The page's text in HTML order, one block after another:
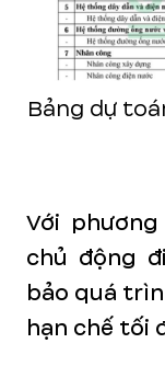
Bảng dự
Với
chủ động
bảo quá
hạn chế tối